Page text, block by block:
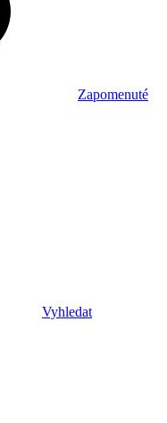
Zapomenuté
Vyhledat